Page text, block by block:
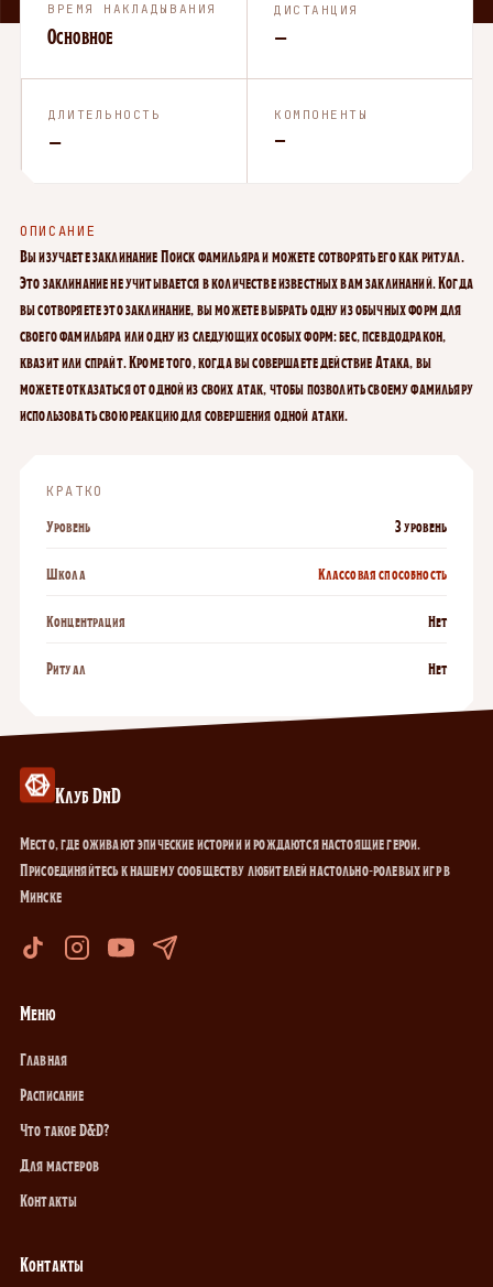
ВРЕМЯ НАКЛАДЫВАНИЯ
Основное
ДИСТАНЦИЯ
—
ДЛИТЕЛЬНОСТЬ
—
КОМПОНЕНТЫ
—
ОПИСАНИЕ
Вы изучаете заклинание Поиск фамильяра и можете сотворять его как ритуал.
Это заклинание не учитывается в количестве известных вам заклинаний. Когда
вы сотворяете это заклинание, вы можете выбрать одну из обычных форм для
своего фамильяра или одну из следующих особых форм: бес, псевдодракон,
квазит или спрайт. Кроме того, когда вы совершаете действие Атака, вы
можете отказаться от одной из своих атак, чтобы позволить своему фамильяру
использовать свою реакцию для совершения одной атаки.
КРАТКО
Уровень 3 уровень
Школа Классовая способность
Концентрация Нет
Ритуал Нет
Клуб DnD
Место, где оживают эпические истории и рождаются настоящие герои.
Присоединяйтесь к нашему сообществу любителей настольно-ролевых игр в
Минске
Меню
Главная
Расписание
Что такое D&D?
Для мастеров
Контакты
Контакты